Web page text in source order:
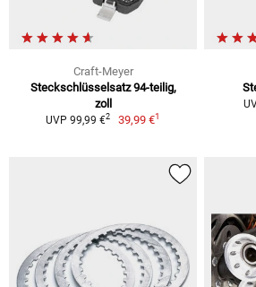
Craft-Meyer
Steckschlüsselsatz 94-teilig,
zoll
UVP 99,99 €2 39,99 €1